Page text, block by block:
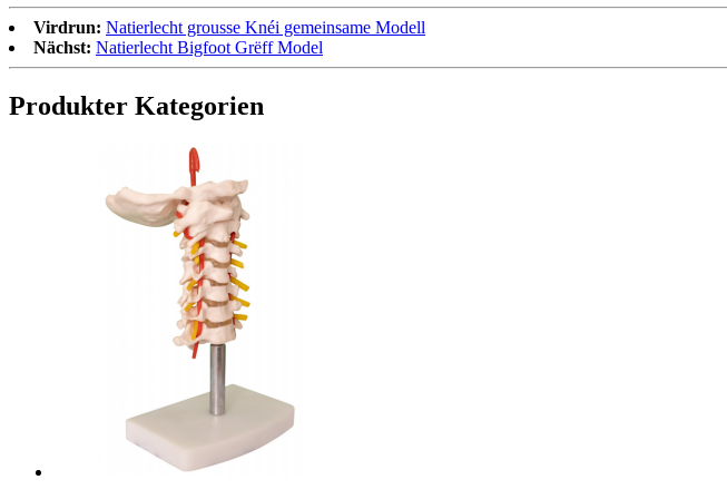
Virdrun: Natierlecht grousse Knéi gemeinsame Modell
Nächst: Natierlecht Bigfoot Grëff Model
Produkter Kategorien